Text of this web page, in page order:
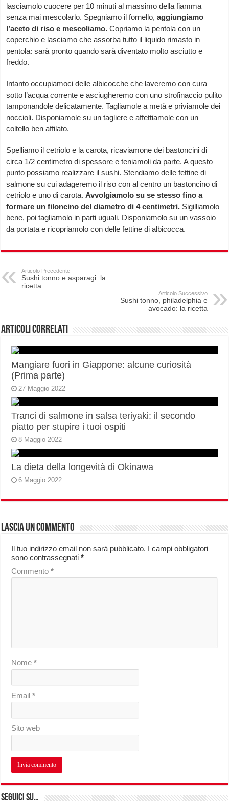
lasciamolo cuocere per 10 minuti al massimo della fiamma
senza mai mescolarlo. Spegniamo il fornello, aggiungiamo
l’aceto di riso e mescoliamo. Copriamo la pentola con un
coperchio e lasciamo che assorba tutto il liquido rimasto in
pentola: sarà pronto quando sarà diventato molto asciutto e
freddo.
Intanto occupiamoci delle albicocche che laveremo con cura
sotto l’acqua corrente e asciugheremo con uno strofinaccio pulito
tamponandole delicatamente. Tagliamole a metà e priviamole dei
noccioli. Disponiamole su un tagliere e affettiamole con un
coltello ben affilato.
Spelliamo il cetriolo e la carota, ricaviamone dei bastoncini di
circa 1/2 centimetro di spessore e teniamoli da parte. A questo
punto possiamo realizzare il sushi. Stendiamo delle fettine di
salmone su cui adageremo il riso con al centro un bastoncino di
cetriolo e uno di carota.Avvolgiamolo su se stesso fino a
formare un filoncino del diametro di 4 centimetri. Sigilliamolo
bene, poi tagliamolo in parti uguali. Disponiamolo su un vassoio
da portata e ricopriamolo con delle fettine di albicocca.
Articolo Precedente
Sushi tonno e asparagi: la
ricetta
Articolo Successivo
Sushi tonno, philadelphia e
avocado: la ricetta
Articoli correlati
Mangiare fuori in Giappone: alcune curiosità
(Prima parte)
27 Maggio 2022
Tranci di salmone in salsa teriyaki: il secondo
piatto per stupire i tuoi ospiti
8 Maggio 2022
La dieta della longevità di Okinawa
6 Maggio 2022
Lascia un commento
Il tuo indirizzo email non sarà pubblicato. I campi obbligatori
sono contrassegnati*
Commento*
Nome*
Email*
Sito web
Seguici su…